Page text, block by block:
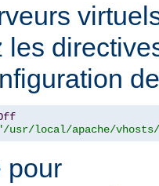
les
usr/local/apache/vhosts/
pour